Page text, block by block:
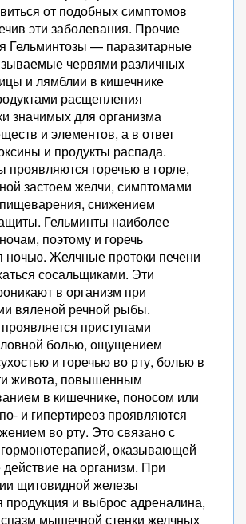
от подобных симптомов
эти заболевания. Прочие
Гельминтозы — паразитарные
червями различных
и лямблии в кишечнике
расщепления
значимых для организма
и элементов, а в ответ
и продукты распада.
проявляются горечью в горле,
застоем желчи, симптомами
снижением
Гельминты наиболее
поэтому и горечь
ночью. Желчные протоки печени
сосальщиками. Эти
в организм при
вяленой речной рыбы.
приступами
болью, ощущением
и горечью во рту, болью в
живота, повышенным
в кишечнике, поносом или
и гипертиреоз проявляются
во рту. Это связано с
оказывающей
действие на организм. При
щитовидной железы
продукция и выброс адреналина,
мышечной стенки желчных